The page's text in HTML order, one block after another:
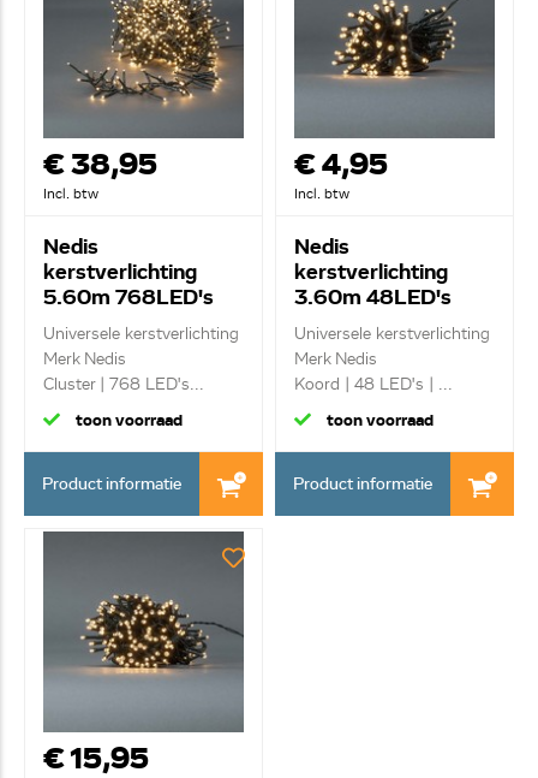
€ 38,95
Incl. btw
Nedis
kerstverlichting
5.60m 768LED's
voor binnen/ buiten
CLCS768
Universele kerstverlichting
Merk Nedis
Cluster | 768 LED's...
toon voorraad
Product informatie
€ 4,95
Incl. btw
Nedis
kerstverlichting
3.60m 48LED's
voor binnen/ buiten
CLBO48
Universele kerstverlichting
Merk Nedis
Koord | 48 LED's | ...
toon voorraad
Product informatie
€ 15,95